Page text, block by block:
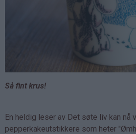
Så fint krus!
En heldig leser av Det søte liv kan nå
pepperkakeutstikkere som heter